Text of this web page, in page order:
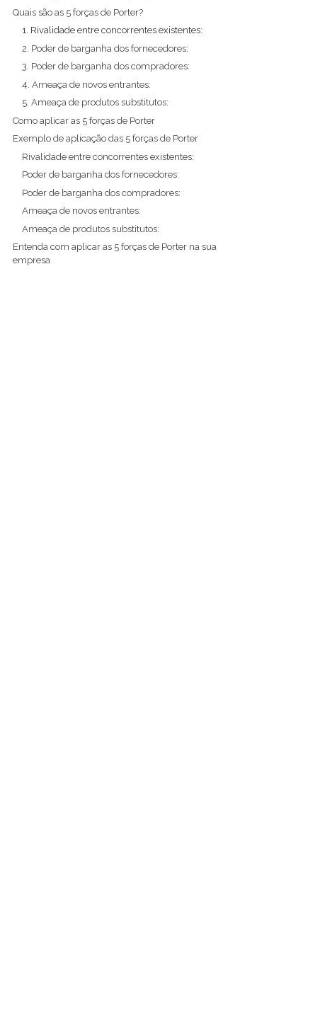
Quais são as 5 forças de Porter?
1. Rivalidade entre concorrentes existentes:
2. Poder de barganha dos fornecedores:
3. Poder de barganha dos compradores:
4. Ameaça de novos entrantes:
5. Ameaça de produtos substitutos:
Como aplicar as 5 forças de Porter
Exemplo de aplicação das 5 forças de Porter
Rivalidade entre concorrentes existentes:
Poder de barganha dos fornecedores:
Poder de barganha dos compradores:
Ameaça de novos entrantes:
Ameaça de produtos substitutos:
Entenda com aplicar as 5 forças de Porter na sua
empresa